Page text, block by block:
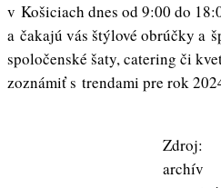
v Košiciach dnes od 9:00 do
a čakajú vás štýlové obrúčky a
spoločenské šaty, catering či
zoznámiť s trendami pre rok
Zdroj:
archív